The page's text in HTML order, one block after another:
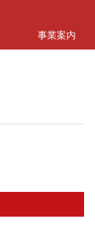
事業案内